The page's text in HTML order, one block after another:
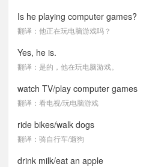
Is he playing computer games?
翻译：他正在玩电脑游戏吗？
Yes, he is.
翻译：是的，他在玩电脑游戏。
watch TV/play computer games
翻译：看电视/玩电脑游戏
ride bikes/walk dogs
翻译：骑自行车/遛狗
drink milk/eat an apple